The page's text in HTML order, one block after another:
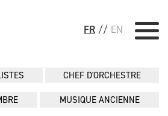
FR // EN
CHEF D'ORCHESTRE
MUSIQUE ANCIENNE